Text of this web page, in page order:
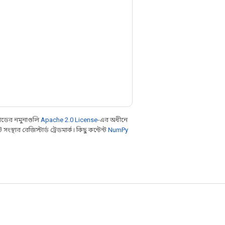
নমুনাগুলি Apache 2.0 License-এর অধীনে
রেজিস্টার্ড ট্রেডমার্ক। কিছু কন্টেন্ট NumPy